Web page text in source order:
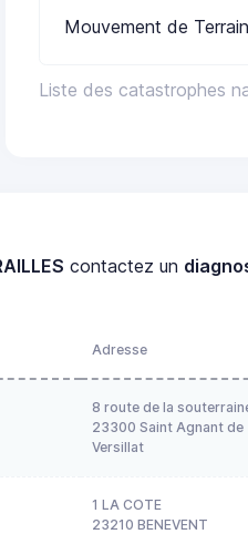
Liste des catastrophes
Mouvement de Terrain
contactez un
Adresse
8 route de la
23300 Saint Agnant de
Versillat
1 LA COTE
23210 BENEVENT